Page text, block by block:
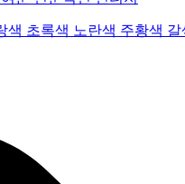
색 초록색 노란색 주황색